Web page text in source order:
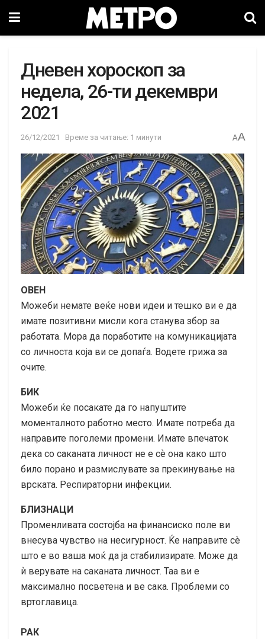
Дневен хороскоп за
недела, 26-ти декември
2021
26/12/2021 Време за читање: 1 минути AA
ОВЕН
Можеби немате веќе нови идеи и тешко ви е да
имате позитивни мисли кога станува збор за
работата. Мора да поработите на комуникацијата
со личноста која ви се допаѓа. Водете грижа за
очите.
БИК
Можеби ќе посакате да го напуштите
моменталното работно место. Имате потреба да
направите поголеми промени. Имате впечаток
дека со саканата личност не е сѐ она како што
било порано и размислувате за прекинување на
врската. Респираторни инфекции.
БЛИЗНАЦИ
Променливата состојба на финансиско поле ви
внесува чувство на несигурност. Ќе направите сѐ
што е во ваша моќ да ја стабилизирате. Може да
ѝ верувате на саканата личност. Таа ви е
максимално посветена и ве сака. Проблеми со
вртоглавица.
РАК